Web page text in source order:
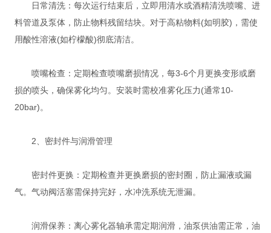
‌日常清洗‌：每次运行结束后，立即用清水或酒精清洗喷嘴、进
料管道及泵体，防止物料残留结块‌。对于高粘物料(如明胶)，需使
用酸性溶液(如柠檬酸)彻底清洁‌。
‌喷嘴检查‌：定期检查喷嘴磨损情况，每3-6个月更换变形或磨
损的喷头，确保雾化均匀‌。安装时需校准雾化压力(通常10-
20bar)‌。
2、密封件与润滑管理‌
‌密封件更换‌：定期检查并更换磨损的密封圈，防止漏液或漏
气‌。气动阀活塞需保持完好，水冲洗系统无泄漏。
‌润滑保养‌：离心雾化器轴承需定期润滑，油泵供油需正常，油